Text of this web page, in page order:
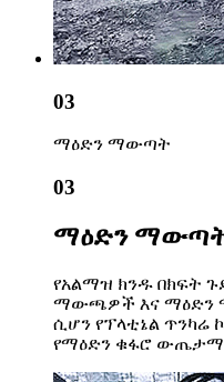
03
ማዕድን ማውጣት
03
ማዕድን
የአልማዝ ክንዱ በክፍት
ማውጫዎች እና ማዕድን
ሲሆን የፕላቲኔል ጥንካሬ
የማዕድን ቁፋሮ